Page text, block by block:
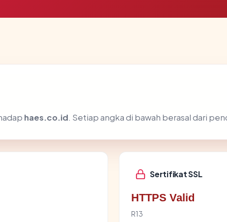
haes.co.id. Setiap angka di bawah berasal dari
Sertifikat SSL
HTTPS Valid
R13